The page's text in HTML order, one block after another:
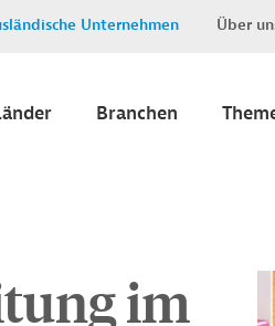
Unternehmen Über
Branchen
im